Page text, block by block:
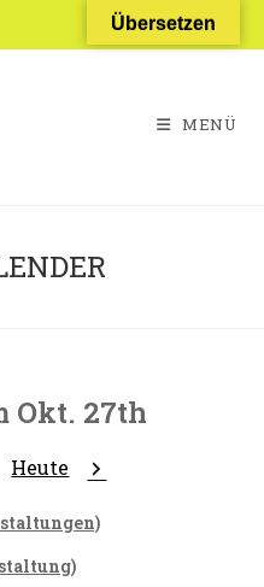
MENÜ
Okt. 27th
Zurück
Heute Weiter
Übersetzen